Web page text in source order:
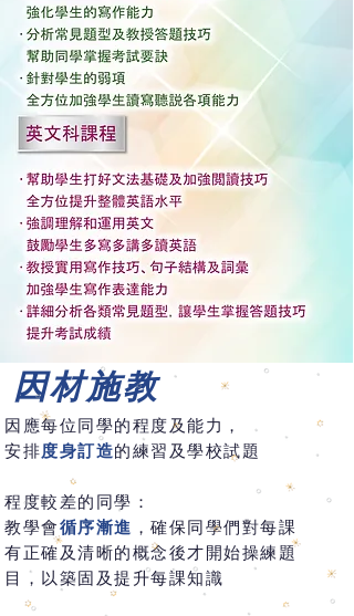
因材施教
因應每位同學的程度及能力，
安排度身訂造的練習及學校試題
程度較差的同學：
教學會循序漸進 ，確保同學們對每課
有正確及清晰的概念後才開始操練題
目，以築固及提升每課知識